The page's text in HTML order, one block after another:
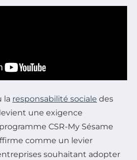
la responsabilité sociale des
une exigence
CSR-My Sésame
comme un levier
souhaitant adopter